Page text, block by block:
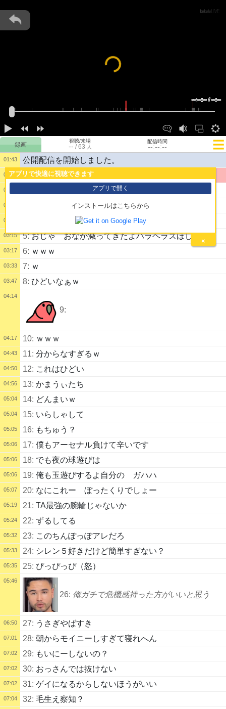
Loading...
--:--:-- / --:--
アプリで快適に視聴できます
アプリで開く
インストールはこちらから
×
視聴/来場
-- /63 人
配信時間
--:--:--
01:43 公開配信を開始しました。
01:43 1:tes
01:49
01:52 ｒｓ制圧戦レイドになってんじゃーん
02:21 こんな程度で壊れるなんてほんと
03:15 5:おじゃ おなか減ってきたよハラヘラズほしいな
03:17 6: ｗｗｗ
03:33 7: ｗ
03:47 8: ひどいなぁｗ
04:14
9:
04:17 10: ｗｗｗ
04:43 11: 分からなすぎるｗ
04:50 12: これはひどい
04:56 13: かまうぃたち
05:04 14: どんまいｗ
05:04 15: いらしゃして
05:05 16: もちゅう？
05:06 17: 僕もアーセナル負けて辛いです
05:06 18: でも夜の球遊びは
05:06 19: 俺も玉遊びするよ自分の ガハハ
05:07 20: なにこれー ぼったくりでしょー
05:19 21: TA最強の腕輪じゃないか
05:24 22: ずるしてる
05:32 23: このちんぽっぽアレだろ
05:33 24: シレン５好きだけど簡単すぎない？
05:35 25: ぴっぴっぴ（怒）
05:46
26: 俺ガチで危機感持った方がいいと思う
06:50 27: うさぎやばすき
07:01 28: 朝からモイニーしすぎて寝れへん
07:02 29: もいにーしないの？
07:02 30: おっさんでは抜けない
07:02 31: ゲイになるからしないほうがいい
07:04 32: 毛生え察知？